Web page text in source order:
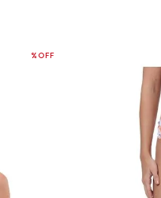
%OFF